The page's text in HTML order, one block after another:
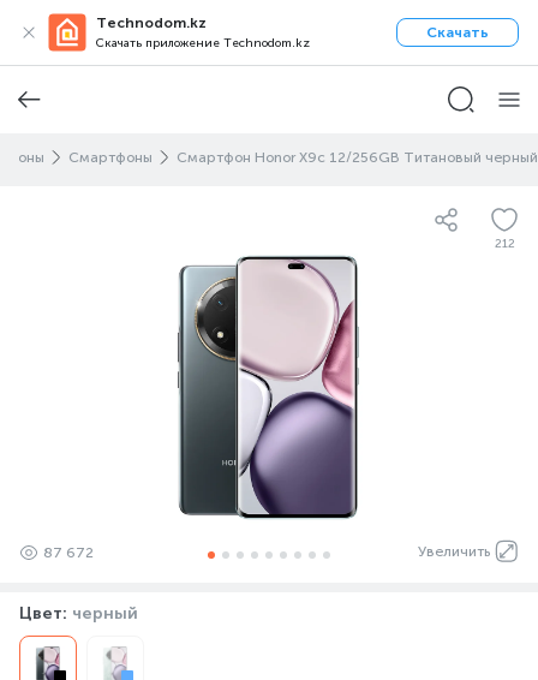
Technodom.kz
Скачать приложение Technodom.kz
Скачать
Смартфоны Смартфон Honor X9c 12/256GB Титановый черный
212
Увеличить
87 672
Цвет: черный